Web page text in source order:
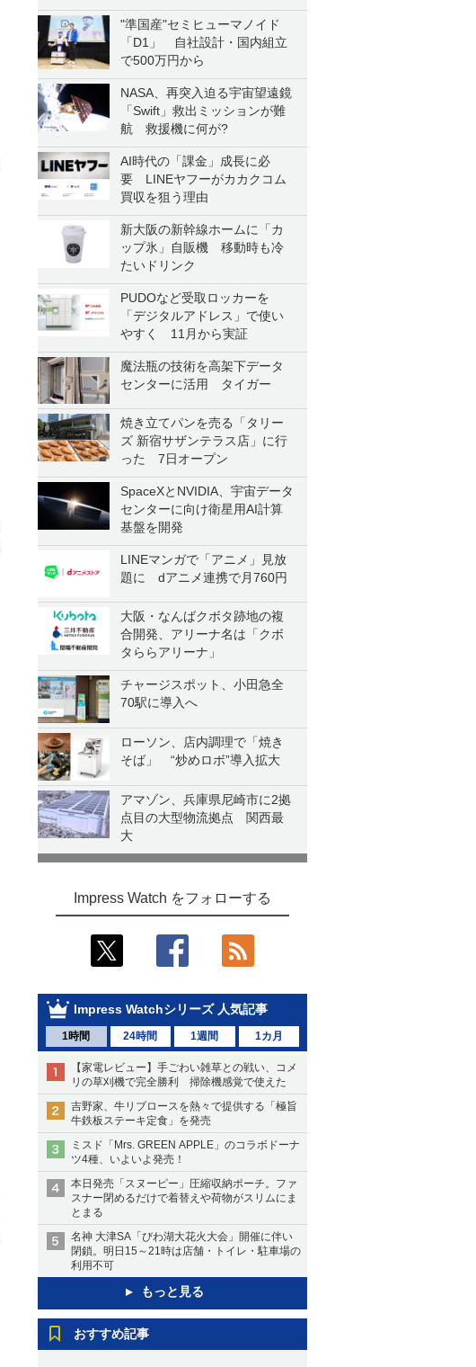
"準国産"セミヒューマノイド
「D1」 自社設計・国内組立
で500万円から
NASA、再突入迫る宇宙望遠鏡
「Swift」救出ミッションが難
航 救援機に何が?
AI時代の「課金」成長に必
要 LINEヤフーがカカクコム
買収を狙う理由
新大阪の新幹線ホームに「カ
ップ氷」自販機 移動時も冷
たいドリンク
PUDOなど受取ロッカーを
「デジタルアドレス」で使い
やすく 11月から実証
魔法瓶の技術を高架下データ
センターに活用 タイガー
焼き立てパンを売る「タリー
ズ 新宿サザンテラス店」に行
った 7日オープン
SpaceXとNVIDIA、宇宙データ
センターに向け衛星用AI計算
基盤を開発
LINEマンガで「アニメ」見放
題に dアニメ連携で月760円
大阪・なんばクボタ跡地の複
合開発、アリーナ名は「クボ
タららアリーナ」
チャージスポット、小田急全
70駅に導入へ
ローソン、店内調理で「焼き
そば」 “炒めロボ”導入拡大
アマゾン、兵庫県尼崎市に2拠
点目の大型物流拠点 関西最
大
Impress Watch をフォローする
Impress Watchシリーズ 人気記事
1時間 24時間 1週間 1カ月
【家電レビュー】手ごわい雑草との戦い、コメ
リの草刈機で完全勝利 掃除機感覚で使えた
吉野家、牛リブロースを熱々で提供する「極旨
牛鉄板ステーキ定食」を発売
ミスド「Mrs. GREEN APPLE」のコラボドーナ
ツ4種、いよいよ発売！
本日発売「スヌーピー」圧縮収納ポーチ。ファ
スナー閉めるだけで着替えや荷物がスリムにま
とまる
名神 大津SA「びわ湖大花火大会」開催に伴い
閉鎖。明日15～21時は店舗・トイレ・駐車場の
利用不可
もっと見る
おすすめ記事